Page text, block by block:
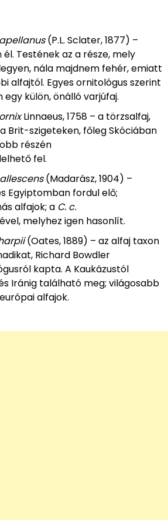
(P.L. Sclater, 1877) –
Testének az a része, mely
nála majdnem fehér, emiatt
alfajtól. Egyes ornitológus szerint
egy külön, önálló varjúfaj.
Linnaeus, 1758 – a törzsalfaj,
Brit-szigeteken, főleg Skóciában
részén
fel.
(Madarász, 1904) –
Egyiptomban fordul elő;
alfajok; a C. c.
melyhez igen hasonlít.
(Oates, 1889) – az alfaj taxon
Richard Bowdler
kapta. A Kaukázustól
Iránig található meg; világosabb
alfajok.